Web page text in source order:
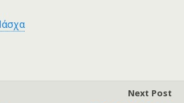
Next Post